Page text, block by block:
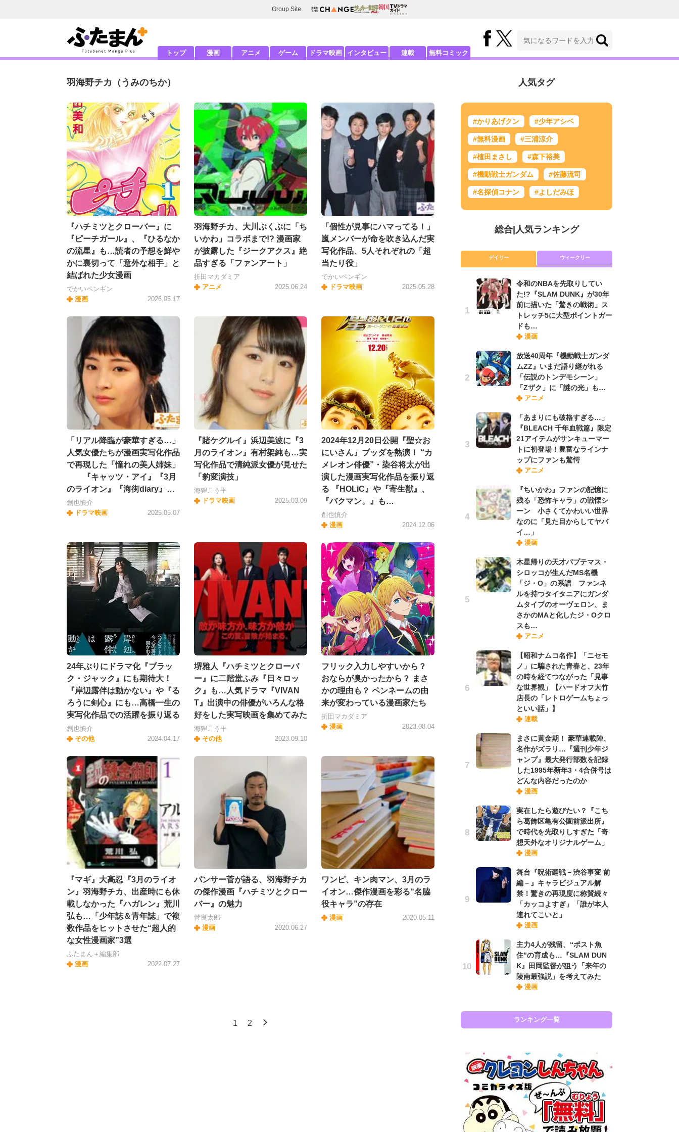
Group Site
トップ 漫画 アニメ ゲーム ドラマ映画 インタビュー 連載 無料コミック
羽海野チカ （うみのちか）
『ハチミツとクローバー』に
『ピーチガール』、『ひるなか
の流星』も…読者の予想を鮮や
かに裏切って「意外な相手」と
結ばれた少女漫画
でかいペンギン
漫画
2026.05.17
羽海野チカ、大川ぶくぶに「ち
いかわ」コラボまで!? 漫画家
が披露した『ジークアクス』絶
品すぎる「ファンアート」
折田マカダミア
アニメ
2025.06.24
「個性が見事にハマってる！」
嵐メンバーが命を吹き込んだ実
写化作品、5人それぞれの「超
当たり役」
でかいペンギン
ドラマ映画
2025.05.28
「リアル降臨が豪華すぎる…」
人気女優たちが漫画実写化作品
で再現した「憧れの美人姉妹」
『キャッツ・アイ』『3月
のライオン』『海街diary』…
創也慎介
ドラマ映画
2025.05.07
『賭ケグルイ』浜辺美波に『3
月のライオン』有村架純も…実
写化作品で清純派女優が見せた
「豹変演技」
海狸こう平
ドラマ映画
2025.03.09
2024年12月20日公開『聖☆お
にいさん』ブッダを熱演！ “カ
メレオン俳優”・染谷将太が出
演した漫画実写化作品を振り返
る 『HOLiC』や『寄生獣』、
『バクマン。』も…
創也慎介
漫画
2024.12.06
24年ぶりにドラマ化『ブラッ
ク・ジャック』にも期待大！
『岸辺露伴は動かない』や『る
ろうに剣心』にも…高橋一生の
実写化作品での活躍を振り返る
創也慎介
その他
2024.04.17
堺雅人『ハチミツとクローバ
ー』に二階堂ふみ『日々ロッ
ク』も…人気ドラマ『VIVAN
T』出演中の俳優がいろんな格
好をした実写映画を集めてみた
海狸こう平
その他
2023.09.10
フリック入力しやすいから？
おならが臭かったから？ まさ
かの理由も？ ペンネームの由
来が変わっている漫画家たち
折田マカダミア
漫画
2023.08.04
『マギ』大高忍『3月のライオ
ン』羽海野チカ、出産時にも休
載しなかった『ハガレン』荒川
弘も…「少年誌＆青年誌」で複
数作品をヒットさせた“超人的
な女性漫画家”3選
ふたまん＋編集部
漫画
2022.07.27
パンサー菅が語る、羽海野チカ
の傑作漫画『ハチミツとクロー
バー』の魅力
菅良太郎
漫画
2020.06.27
ワンピ、キン肉マン、3月のラ
イオン…傑作漫画を彩る“名脇
役キャラ”の存在
漫画 2020.05.11
1 2
人気タグ
#かりあげクン #少年アシベ
#無料漫画 #三浦涼介
#植田まさし #森下裕美
#機動戦士ガンダム #佐藤流司
#名探偵コナン #よしだみほ
総合| 人気ランキング
デイリー ウィークリー
令和のNBAを先取りしてい
た!?『SLAM DUNK』が30年
前に描いた「驚きの戦術」ス
トレッチ5に大型ポイントガー
ドも…
漫画
放送40周年『機動戦士ガンダ
ムZZ』いまだ語り継がれる
「伝説のトンデモシーン」
「Zザク」に「謎の光」も…
アニメ
「あまりにも破格すぎる…」
『BLEACH 千年血戦篇』限定
21アイテムがサンキューマー
トに初登場！豊富なラインナ
ップにファンも驚愕
アニメ
『ちいかわ』ファンの記憶に
残る「恐怖キャラ」の戦慄シ
ーン 小さくてかわいい世界
なのに「見た目からしてヤバ
イ…」
漫画
木星帰りの天才パプテマス・
シロッコが生んだMS名機
「ジ・O」の系譜 ファンネ
ルを持つタイタニアにガンダ
ムタイプのオーヴェロン、ま
さかのMAと化したジ・Oクロ
スも…
アニメ
【昭和ナムコ名作】「ニセモ
ノ」に騙された青春と、23年
の時を経てつながった「見事
な世界観」【ハードオフ大竹
店長の「レトロゲームちょっ
といい話」】
連載
まさに黄金期！ 豪華連載陣、
名作がズラリ…『週刊少年ジ
ャンプ』最大発行部数を記録
した1995年新年3・4合併号は
どんな内容だったのか
漫画
実在したら遊びたい？『こち
ら葛飾区亀有公園前派出所』
で時代を先取りしすぎた「奇
想天外なオリジナルゲーム」
漫画
舞台『呪術廻戦－渋谷事変 前
編－』キャラビジュアル解
禁！驚きの再現度に称賛続々
「カッコよすぎ」「誰が本人
連れてこいと」
漫画
主力4人が残留、“ポスト魚
住”の育成も…『SLAM DUN
K』田岡監督が狙う「来年の
陵南最強説」を考えてみた
漫画
ランキング一覧